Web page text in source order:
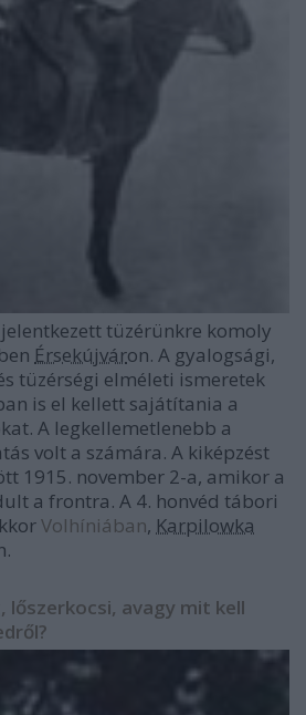
tüzérünkre komoly
Érsekújváron. A gyalogsági,
tüzérségi elméleti ismeretek
is el kellett sajátítania a
A legkellemetlenebb a
volt a számára. A kiképzést
1915. november 2-a, amikor a
a frontra. A 4. honvéd tábori
Volhíniában, Karpilowka
lőszerkocsi, avagy mit kell